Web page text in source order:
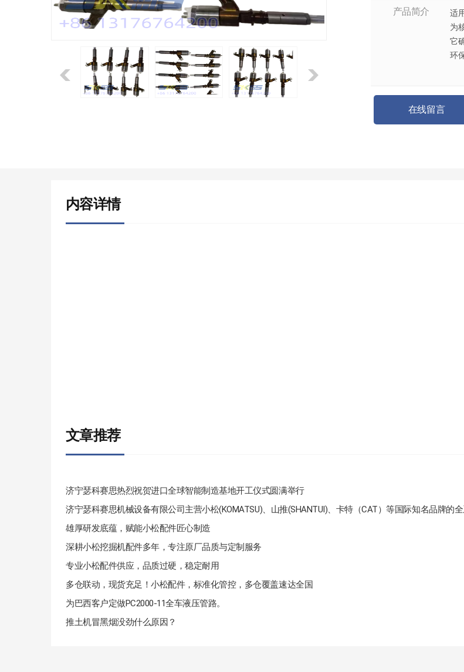
产品简介
适
为
它
环
在线留言
内容详情
文章推荐
济宁瑟科赛思热烈祝贺进口全球智能制造基地开工仪式圆满举行
雄厚研发底蕴，赋能小松配件匠心制造
深耕小松挖掘机配件多年，专注原厂品质与定制服务
专业小松配件供应，品质过硬，稳定耐用
多仓联动，现货充足！小松配件，标准化管控，多仓覆盖速达全国
为巴西客户定做PC2000-11全车液压管路。
推土机冒黑烟没劲什么原因？